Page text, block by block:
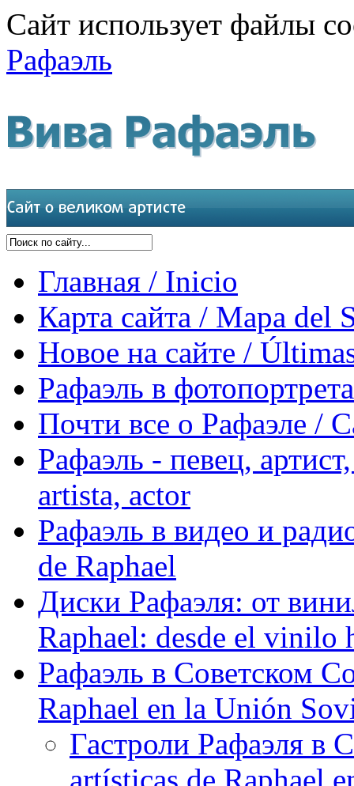
Сайт использует файлы
Рафаэль
Главная / Inicio
Карта сайта / Mapa del
Новое на сайте /
Рафаэль в
Почти все о Рафаэле /
Рафаэль - певец,
artista, actor
Рафаэль в видео и
de Raphael
Диски Рафаэля: от
Raphael: desde el vinilo
Рафаэль в Советском
Raphael en la Unión
Гастроли Рафаэля в